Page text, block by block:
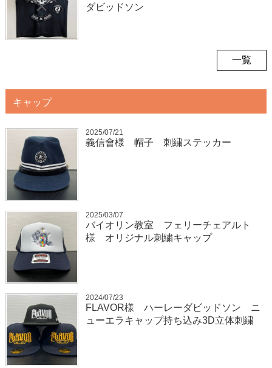
ダビッドソン
一覧
キャップ
2025/07/21
義信會様 帽子 刺繍ステッカー
2025/03/07
バイオリン教室 フェリーチェアルト
様 オリジナル刺繍キャップ
2024/07/23
FLAVOR様 ハーレーダビッドソン ニ
ューエラキャップ持ち込み3D立体刺繍